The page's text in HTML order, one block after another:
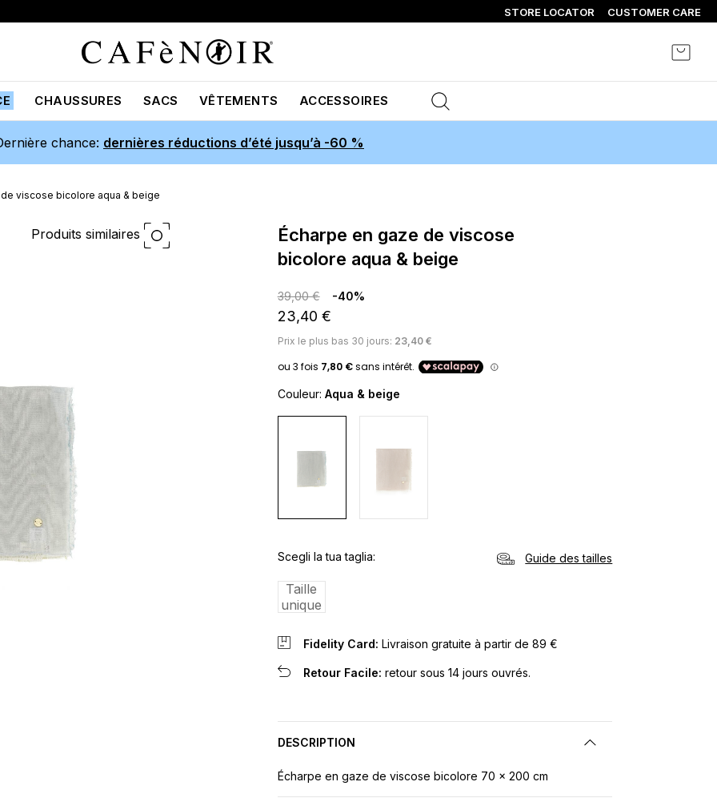
STORE LOCATOR CUSTOMER CARE
Mon
CHAUSSURES SACS VÊTEMENTS ACCESSOIRES
chance: dernières réductions d’été jusqu’à -60 %
viscose bicolore aqua & beige
Produits similaires
écharpe en gaze de viscose
bicolore aqua & beige
39,00 € -40%
23,40 €
Prix ​​le plus bas 30 jours: 23,40 €
Couleur: Aqua & beige
Scegli la tua taglia
Taille
unique
Guide des tailles
Fidelity Card: Livraison gratuite à partir de 89 €
Retour Facile: retour sous 14 jours ouvrés.
DESCRIPTION
Écharpe en gaze de viscose bicolore 70 x 200 cm